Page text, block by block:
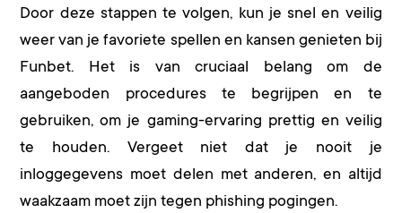
Door deze stappen te volgen, kun je snel en veilig
weer van je favoriete spellen en kansen genieten bij
Funbet. Het is van cruciaal belang om de
aangeboden procedures te begrijpen en te
gebruiken, om je gaming-ervaring prettig en veilig
te houden. Vergeet niet dat je nooit je
inloggegevens moet delen met anderen, en altijd
waakzaam moet zijn tegen phishing pogingen.